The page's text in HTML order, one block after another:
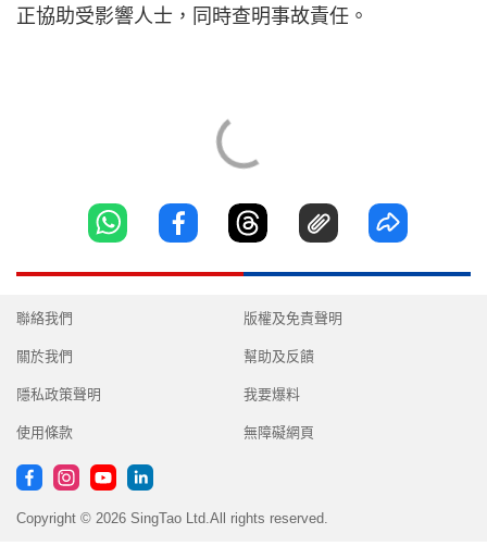
正協助受影響人士，同時查明事故責任。
聯絡我們
關於我們
隱私政策聲明
使用條款
版權及免責聲明
幫助及反饋
我要爆料
無障礙網頁
Copyright © 2026 SingTao Ltd.All rights reserved.